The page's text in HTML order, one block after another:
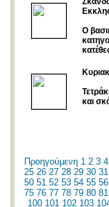
Ο
και
Προηγούμενη 1 2 3 4
25 26 27 28 29 30 31
50 51 52 53 54 55 56
75 76 77 78 79 80 81
100 101 102 103